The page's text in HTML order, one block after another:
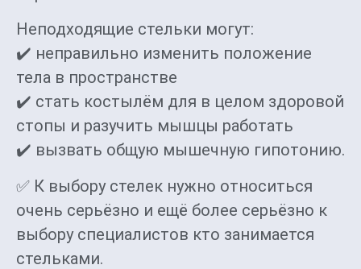
Неподходящие стельки могут:
✔️ неправильно изменить положение
тела в пространстве
✔️ стать костылём для в целом здоровой
стопы и разучить мышцы работать
✔️ вызвать общую мышечную гипотонию.
✅ К выбору стелек нужно относиться
очень серьёзно и ещё более серьёзно к
выбору специалистов кто занимается
стельками.